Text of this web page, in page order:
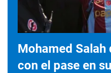
Mohamed
con el pase en